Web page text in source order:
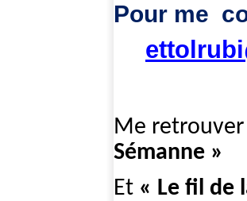
Pour me
Me
Sémanne »
Et « Le fil de